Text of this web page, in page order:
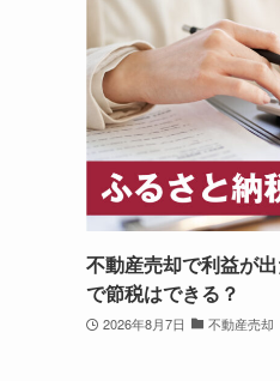
不動産売却で利益が
で節税はできる？
2026年8月7日 不動産売却